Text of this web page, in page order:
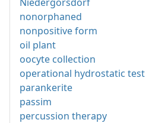
nonorphaned
nonpositive form
oil plant
oocyte collection
operational hydrostatic test
parankerite
passim
percussion therapy